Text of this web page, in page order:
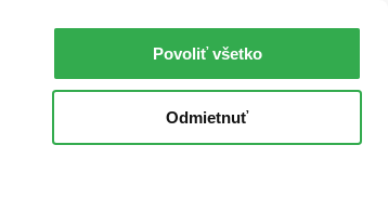
Povoliť všetko
Odmietnuť